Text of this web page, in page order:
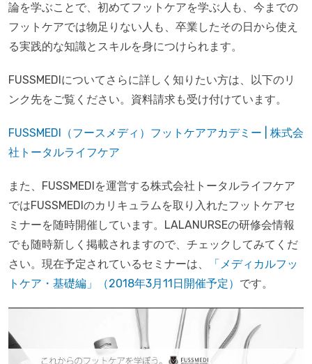
論を学ぶことで、初めてフットケアを学ぶ人も、今までの
フットケアでは物足りない人も、卒業したその日から使え
る実践的な知識とスキルを身につけられます。
FUSSMEDIについてさらに詳しく知りたい方は、以下のリ
ンク先をご覧ください。資料請求も受け付けています。
FUSSMEDI（フースメディ）フットケアアカデミー | 株式会
社トータルライフケア
また、FUSSMEDIを運営する株式会社トータルライフケア
ではFUSSMEDIのカリキュラムを取り入れたフットケアセ
ミナーを随時開催しています。LALANURSEの研修会情報
でも随時新しく掲載されますので、チェックしてみてくだ
さい。現在予定されているセミナーは、
「メディカルフッ
トケア・基礎編」（2018年3月11日開催予定） です。